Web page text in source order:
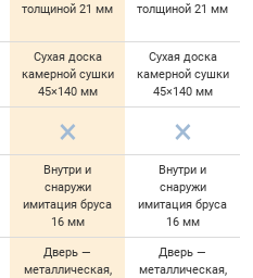
толщиной 21 мм
толщиной 21 мм
Сухая доска
камерной сушки
45×140 мм
Сухая доска
камерной сушки
45×140 мм
Внутри и
снаружи
имитация бруса
16 мм
Внутри и
снаружи
имитация бруса
16 мм
Дверь —
металлическая,
Дверь —
металлическая,